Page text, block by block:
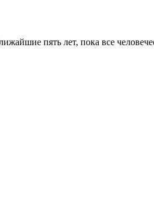
пять лет, пока все